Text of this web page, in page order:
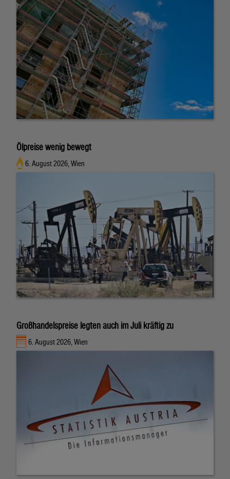
Ölpreise wenig bewegt
6. August 2026, Wien
Großhandelspreise legten auch im Juli kräftig zu
6. August 2026, Wien